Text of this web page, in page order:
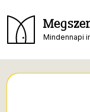
Mindennapi